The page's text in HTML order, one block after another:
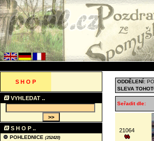
S H O P
VYHLEDAT ..
S H O P ..
POHLEDNICE (252420)
ODDĚLENÍ:
SLEVA
Seřadit dle:
21064